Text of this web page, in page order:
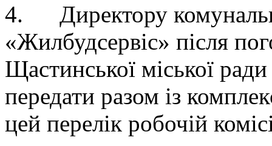
4. Директору
«Жилбудсервіс» після
Щастинської міської
передати разом із
цей перелік робочій